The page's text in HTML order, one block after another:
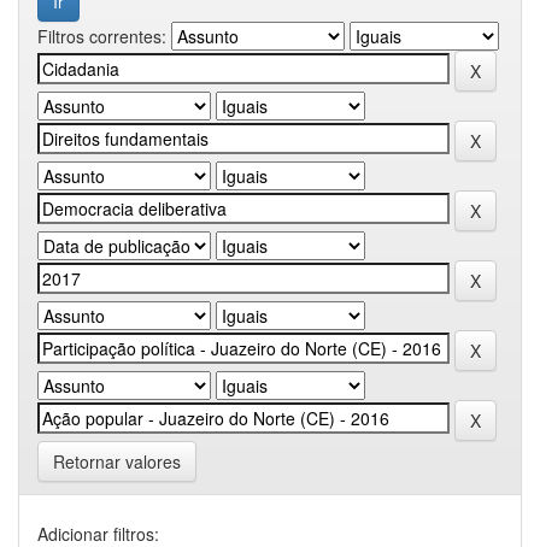
Filtros correntes:
Retornar valores
Adicionar filtros: